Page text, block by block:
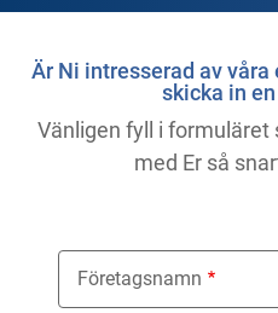
Är Ni intresserad av
skicka in
Vänligen fyll i
med Er så
Företagsnamn